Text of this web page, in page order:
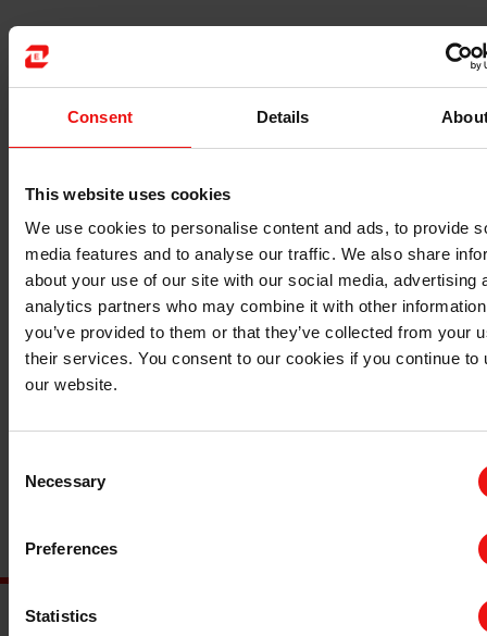
Consent Details
This website uses cookies
We use cookies to personalise content and ads, to provide
media features and to analyse our traffic. We also share
about your use of our site with our social media, advertising
analytics partners who may combine it with other
you’ve provided to them or that they’ve collected from your
their services. You consent to our cookies if you continue to
our website.
Selection
Necessary
Preferences
Statistics
主要经历：
际多元能源公司 TotalEnergies 的高级管理人员。
她在石化行业拥有 20 多年的工作经验，在运营、业务战
略、创新和技术方面积累了丰富的技能。
领导了一个新的创新与研究中心项目，该中心致力于低碳
能源。
她毕业于法国巴黎综合理工学院（Ecole
Polytechnique）（工程学位），并在 IFP 学校（法国石
油与新能源学院（Institut Français du Pétrole et des
Energies Nouvelles））和麦吉尔大学（加拿大蒙特利
尔）学习了“石化、聚合物和塑料高级技术”国际课程。
黎 ENSTA，IFP 学校